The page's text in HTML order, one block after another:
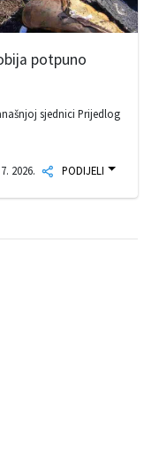
potpuno
sjednici Prijedlog
2026. PODIJELI